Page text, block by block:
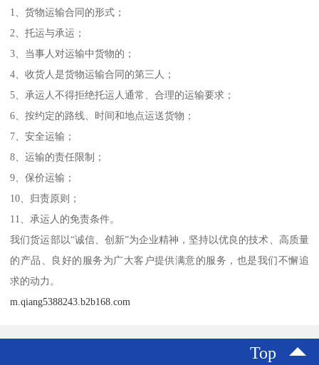
1、货物运输合同的形式；
2、托运与承运；
3、当事人对运输中货物的；
4、收货人是货物运输合同的第三人；
5、承运人不得拒绝托运人通常、合理的运输要求；
6、按约定的路线、时间和地点运送货物；
7、安全运输；
8、运输的责任限制；
9、保价运输；
10、归责原则；
11、承运人的免责条件。
我们货运部以“诚信、创新”为企业精神，坚持以优良的技术、高质量
的产品、良好的服务为广大客户提供满意的服务，也是我们不懈追
求的动力。
m.qiang5388243.b2b168.com
Top